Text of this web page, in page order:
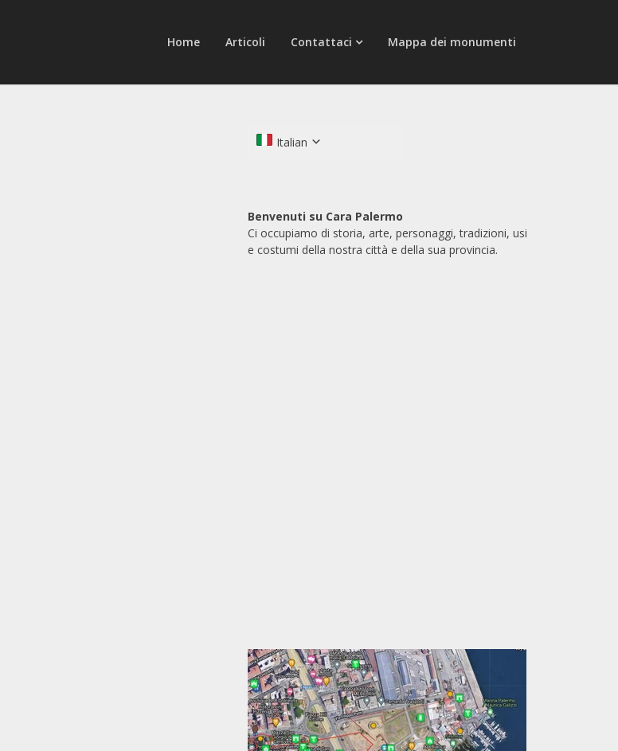
Home Articoli Contattaci Mappa dei monumenti
Italian
Benvenuti su Cara Palermo
Ci occupiamo di storia, arte, personaggi, tradizioni, usi
e costumi della nostra città e della sua provincia.